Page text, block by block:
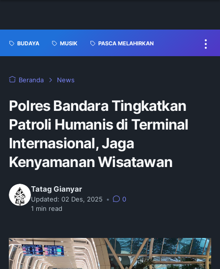
BUDAYA MUSIK PASCA MELAHIRKAN
Beranda News
Polres Bandara Tingkatkan
Patroli Humanis di Terminal
Internasional, Jaga
Kenyamanan Wisatawan
Tatag Gianyar
Updated: 02 Des, 2025 •
0
1 min read